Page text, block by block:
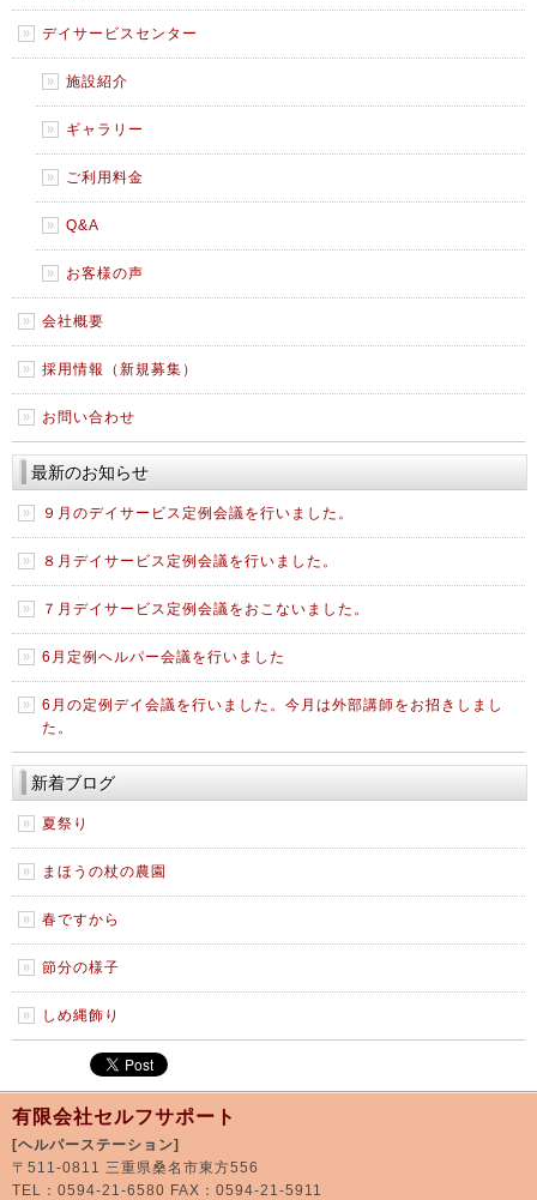
デイサービスセンター
施設紹介
ギャラリー
ご利用料金
Q&A
お客様の声
会社概要
採用情報（新規募集）
お問い合わせ
最新のお知らせ
９月のデイサービス定例会議を行いました。
８月デイサービス定例会議を行いました。
７月デイサービス定例会議をおこないました。
6月定例ヘルパー会議を行いました
6月の定例デイ会議を行いました。今月は外部講師をお招きしまし
た。
新着ブログ
夏祭り
まほうの杖の農園
春ですから
節分の様子
しめ縄飾り
有限会社セルフサポート
[ヘルパーステーション]
〒511-0811 三重県桑名市東方556
TEL：0594-21-6580 FAX：0594-21-5911